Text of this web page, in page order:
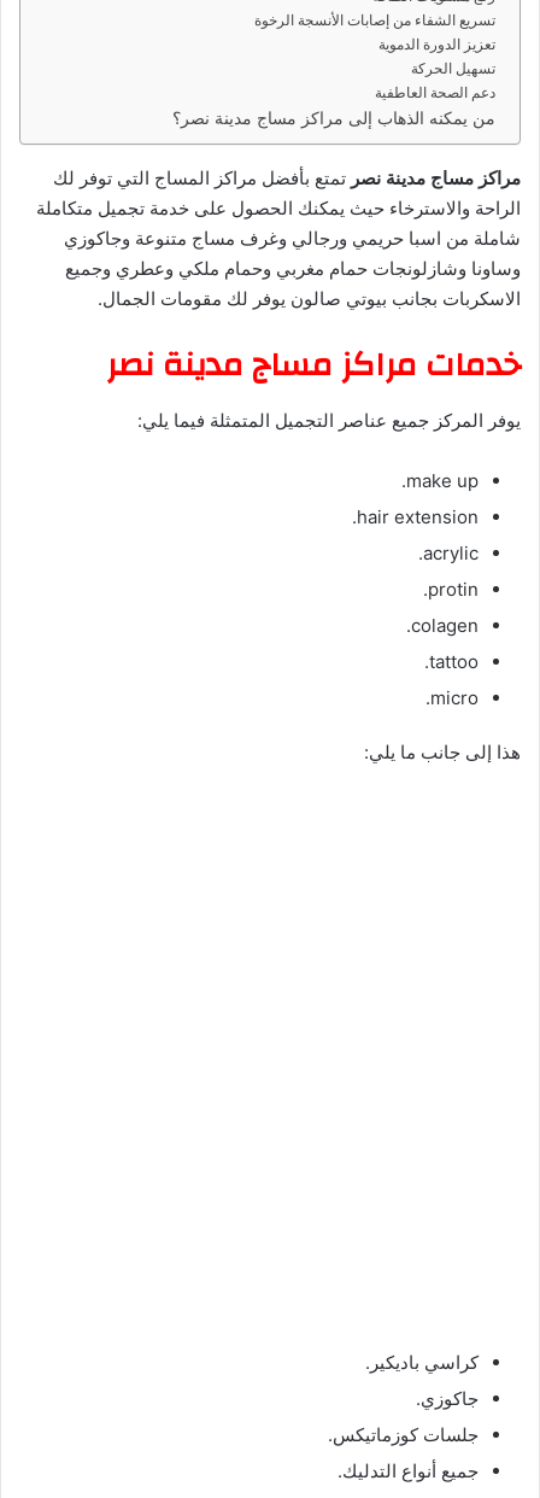
ل
ك
ر
تسريع الشفاء من إصابات الأنسجة الرخوة
تعزيز الدورة الدموية
تسهيل الحركة
دعم الصحة العاطفية
من يمكنه الذهاب إلى مراكز مساج مدينة نصر؟
مراكز مساج مدينة نصر تمتع بأفضل مراكز المساج التي توفر لك
الراحة والاسترخاء حيث يمكنك الحصول على خدمة تجميل متكاملة
شاملة من اسبا حريمي ورجالي وغرف مساج متنوعة وجاكوزي
وساونا وشازلونجات حمام مغربي وحمام ملكي وعطري وجميع
الاسكربات بجانب بيوتي صالون يوفر لك مقومات الجمال.
خدمات مراكز مساج مدينة نصر
يوفر المركز جميع عناصر التجميل المتمثلة فيما يلي:
make up.
hair extension.
acrylic.
protin.
colagen.
tattoo.
micro.
هذا إلى جانب ما يلي:
كراسي باديكير.
جاكوزي.
جلسات كوزماتيكس.
جميع أنواع التدليك.